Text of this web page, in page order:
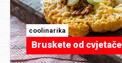
coolinarika
Bruskete od cvjetače